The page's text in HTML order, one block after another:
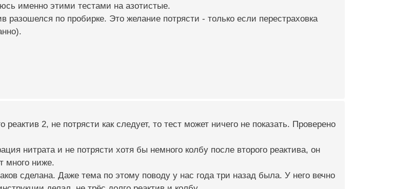
именно этими тестами на азотистые.
разошелся по пробирке. Это желание потрясти - только если перестраховка
реактив 2, не потрясти как следует, то тест может ничего не показать. Проверено
нитрата и не потрясти хотя бы немного колбу после второго реактива, он
много ниже.
сделана. Даже тема по этому поводу у нас года три назад была. У него вечно